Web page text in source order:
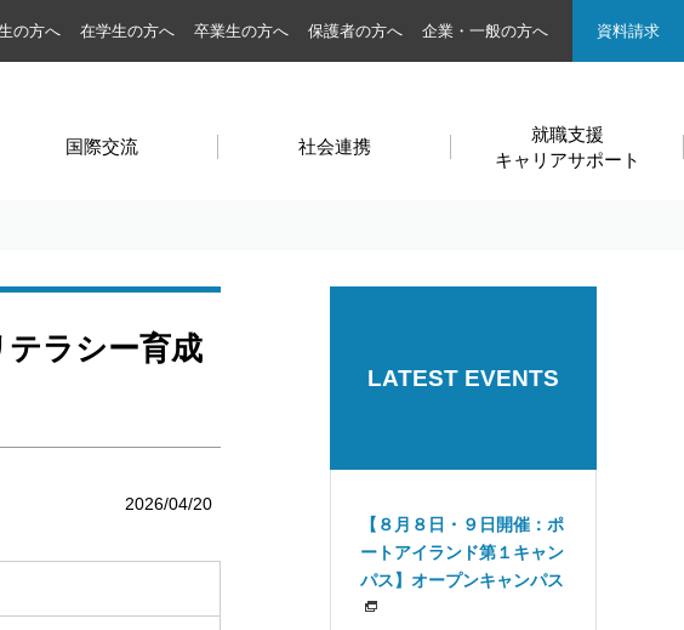
国際交流 社会連携
就職支援
キャリアサポート
の方へ 在学生の方へ 卒業生の方へ 保護者の方へ 企業・一般の方へ 資料請求
ラシー育成
2026/04/20
LATEST EVENTS
【８月８日・９日開催：ポ
ートアイランド第１キャン
パス】オープンキャンパス